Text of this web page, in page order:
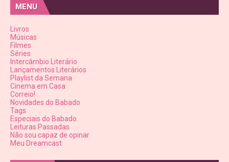
MENU
Livros
Músicas
Filmes
Séries
Intercâmbio Literário
Lançamentos Literários
Playlist da Semana
Cinema em Casa
Correio!
Novidades do Babado
Tags
Especiais do Babado
Leituras Passadas
Não sou capaz de opinar
Meu Dreamcast